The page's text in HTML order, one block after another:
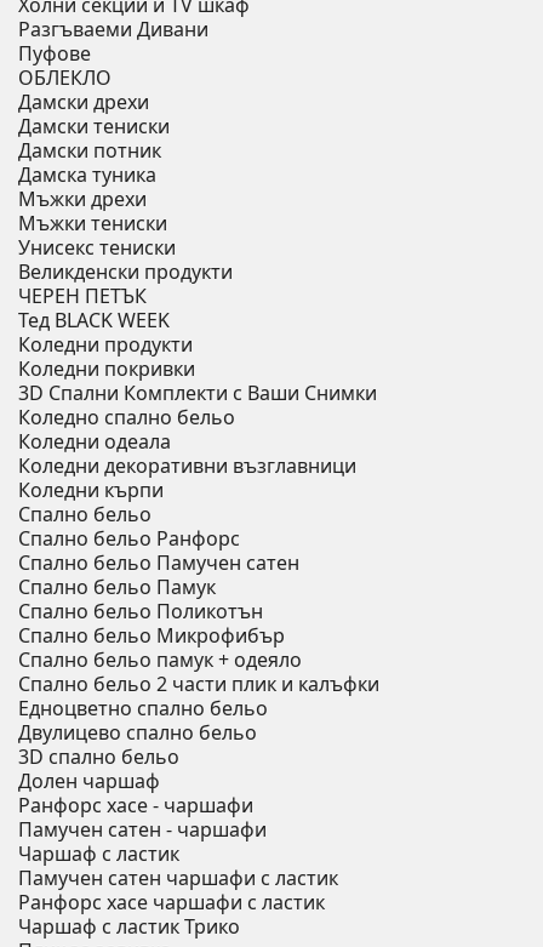
Разгъваеми Дивани
Пуфове
ОБЛЕКЛО
Дамски дрехи
Дамски тениски
Дамски потник
Дамска туника
Мъжки дрехи
Мъжки тениски
Унисекс тениски
Великденски продукти
ЧЕРЕН ПЕТЪК
Тед BLACK WEEK
Коледни продукти
Коледни покривки
3D Спални Комплекти с Ваши Снимки
Коледно спално бельо
Коледни одеала
Коледни декоративни възглавници
Коледни кърпи
Спално бельо
Спално бельо Ранфорс
Спално бельо Памучен сатен
Спално бельо Памук
Спално бельо Поликотън
Спално бельо Микрофибър
Спално бельо памук + одеяло
Спално бельо 2 части плик и калъфки
Eдноцветно спално бельо
Двулицево спално бельо
3D спално бельо
Долен чаршаф
Ранфорс хасе - чаршафи
Памучен сатен - чаршафи
Чаршаф с ластик
Памучен сатен чаршафи с ластик
Ранфорс хасе чаршафи с ластик
Чаршаф с ластик Трико